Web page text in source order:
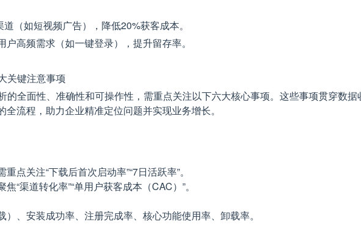
（如短视频广告），降低20%获客成本。
高频需求（如一键登录），提升留存率。
关键注意事项
的全面性、准确性和可操作性，需重点关注以下六大核心事项。这些事项贯穿数据
流程，助力企业精准定位问题并实现业务增长。
点关注“下载后首次启动率”“7日活跃率”。
“渠道转化率”“单用户获客成本（CAC）”。
、安装成功率、注册完成率、核心功能使用率、卸载率。